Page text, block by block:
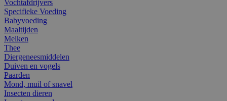
Vochtafdrijvers
Specifieke Voeding
Babyvoeding
Maaltijden
Melken
Thee
Diergeneesmiddelen
Duiven en vogels
Paarden
Mond, muil of snavel
Insecten dieren